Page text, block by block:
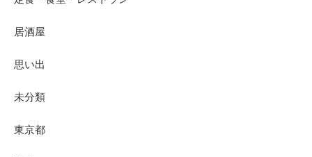
居酒屋
思い出
未分類
東京都